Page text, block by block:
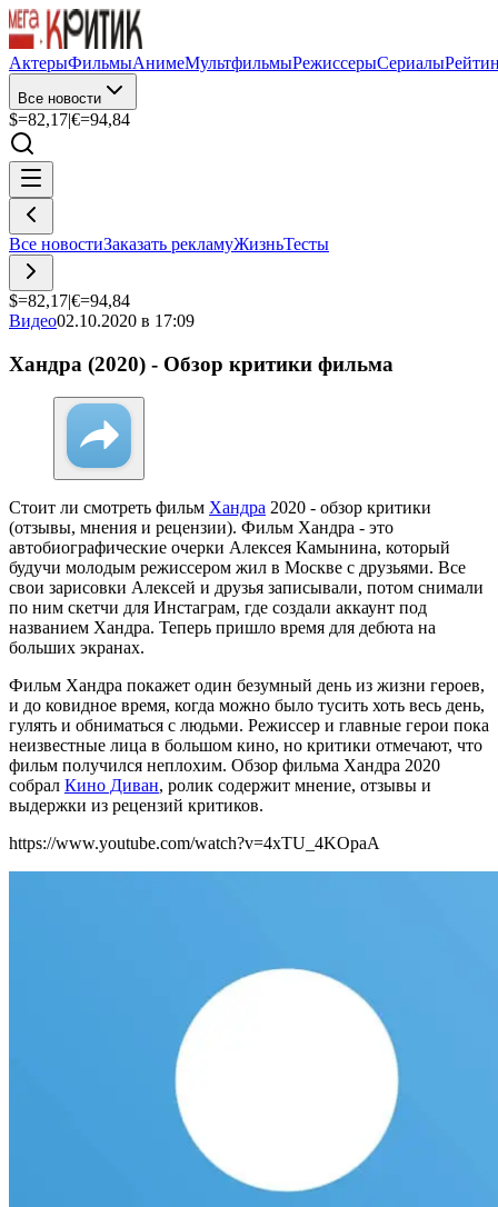
АктерыФильмыАнимеМультфильмыРежиссерыСериалы
Все новости
$=82,17|€=94,84
Все новостиЗаказать рекламуЖизньТесты
$=82,17|€=94,84
Видео02.10.2020 в 17:09
Хандра (2020) - Обзор критики фильма
Стоит ли смотреть фильм Хандра 2020 - обзор критики
(отзывы, мнения и рецензии). Фильм Хандра - это
автобиографические очерки Алексея Камынина, который
будучи молодым режиссером жил в Москве с друзьями. Все
свои зарисовки Алексей и друзья записывали, потом снимали
по ним скетчи для Инстаграм, где создали аккаунт под
названием Хандра. Теперь пришло время для дебюта на
больших экранах.
Фильм Хандра покажет один безумный день из жизни героев,
и до ковидное время, когда можно было тусить хоть весь день,
гулять и обниматься с людьми. Режиссер и главные герои пока
неизвестные лица в большом кино, но критики отмечают, что
фильм получился неплохим. Обзор фильма Хандра 2020
собрал Кино Диван, ролик содержит мнение, отзывы и
выдержки из рецензий критиков.
https://www.youtube.com/watch?v=4xTU_4KOpaA